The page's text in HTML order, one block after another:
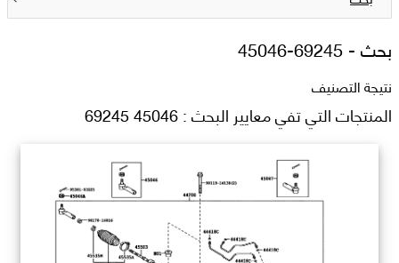
بحث -45046-69245
نتيجة التصنيف
المنتجات التي تفي معايير البحث : 45046 69245